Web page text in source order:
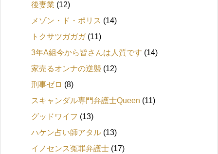
後妻業 (12)
メゾン・ド・ポリス (14)
トクサツガガガ(11)
3年A組今から皆さんは人質です (14)
家売るオンナの逆襲 (12)
刑事ゼロ (8)
スキャンダル専門弁護士Queen (11)
グッドワイフ (13)
ハケン占い師アタル (13)
イノセンス冤罪弁護士 (17)